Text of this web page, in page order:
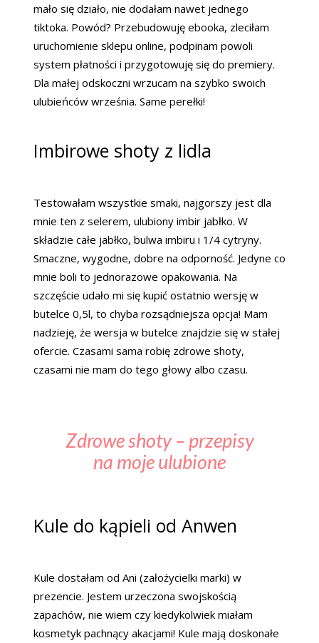
mało się działo, nie dodałam nawet jednego
tiktoka. Powód? Przebudowuję ebooka, zleciłam
uruchomienie sklepu online, podpinam powoli
system płatności i przygotowuję się do premiery.
Dla małej odskoczni wrzucam na szybko swoich
ulubieńców września. Same perełki!
Imbirowe shoty z lidla
Testowałam wszystkie smaki, najgorszy jest dla
mnie ten z selerem, ulubiony imbir jabłko. W
składzie całe jabłko, bulwa imbiru i 1/4 cytryny.
Smaczne, wygodne, dobre na odporność. Jedyne co
mnie boli to jednorazowe opakowania. Na
szczęście udało mi się kupić ostatnio wersję w
butelce 0,5l, to chyba rozsądniejsza opcja! Mam
nadzieję, że wersja w butelce znajdzie się w stałej
ofercie. Czasami sama robię zdrowe shoty,
czasami nie mam do tego głowy albo czasu.
Zdrowe shoty – przepisy
na moje ulubione
Kule do kąpieli od Anwen
Kule dostałam od Ani (założycielki marki) w
prezencie. Jestem urzeczona swojskością
zapachów, nie wiem czy kiedykolwiek miałam
kosmetyk pachnący akacjami! Kule mają doskonałe